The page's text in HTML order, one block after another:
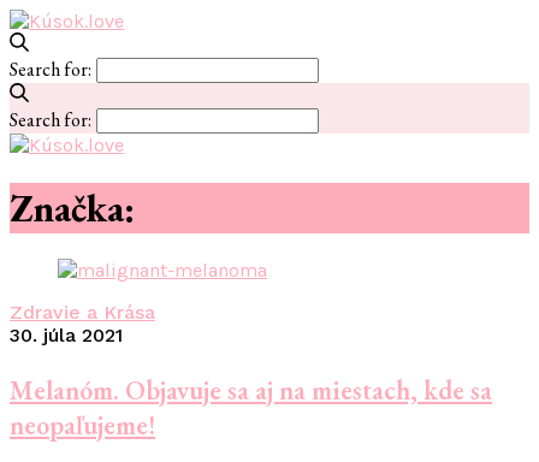
Search for:
Search for:
Značka:
Zdravie a Krása
30. júla 2021
Melanóm. Objavuje sa aj na miestach, kde sa
neopaľujeme!